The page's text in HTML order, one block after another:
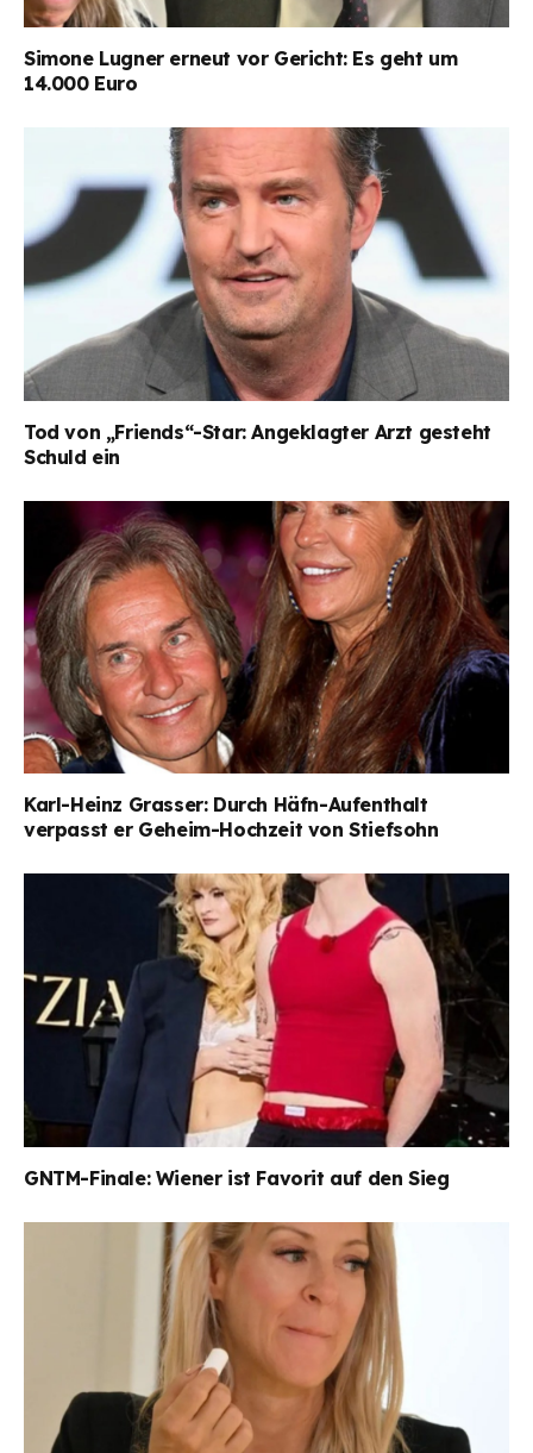
Simone Lugner erneut vor Gericht: Es geht um
14.000 Euro
Tod von „Friends“-Star: Angeklagter Arzt gesteht
Schuld ein
Karl-Heinz Grasser: Durch Häfn-Aufenthalt
verpasst er Geheim-Hochzeit von Stiefsohn
GNTM-Finale: Wiener ist Favorit auf den Sieg